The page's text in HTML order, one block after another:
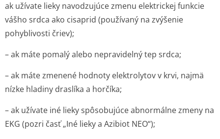
ak užívate lieky navodzujúce zmenu elektrickej funkcie
vášho srdca ako cisaprid (používaný na zvýšenie
pohyblivosti čriev);
– ak máte pomalý alebo nepravidelný tep srdca;
– ak máte zmenené hodnoty elektrolytov v krvi, najmä
nízke hladiny draslíka a horčíka;
– ak užívate iné lieky spôsobujúce abnormálne zmeny na
EKG (pozri časť „Iné lieky a Azibiot NEO“);